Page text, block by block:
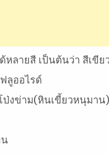
ลายสี เป็นต้นว่า สีเขีย
ลูออไรด์
ป่งข่าม(หินเขี้ยวหนุมา